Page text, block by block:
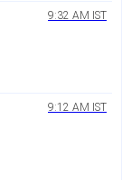
9:32 AM IST
9:12 AM IST